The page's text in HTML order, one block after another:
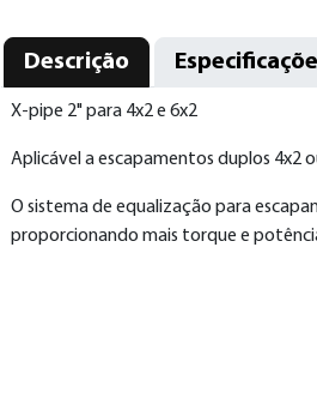
Descrição
X-pipe 2" para 4x2 e 6x2
Aplicável a escapamentos duplos 4x2
O sistema de equalização para
proporcionando mais torque e